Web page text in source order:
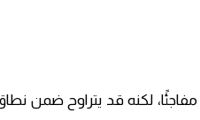
2026 لن يشهد هبوطًا حادًا مفاجئًا، لكنه قد